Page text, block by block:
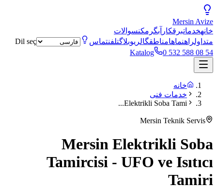
Mersin Avize
خانهخدماتبرقکار آبگرمکنسوالات
متداولراهنماهامناطقگالریوبلاگتلفنتماس
Dil seç
Katalog
0 532 588 08 54
خانه
خدمات فنی
Elektrikli Soba Tami...
Mersin Teknik Servis
Mersin Elektrikli Soba
Tamircisi - UFO ve Isıtıcı
Tamiri